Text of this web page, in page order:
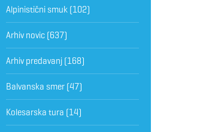
Alpinistični smuk(102)
Arhiv novic(637)
Arhiv predavanj(168)
Balvanska smer(47)
Kolesarska tura (14)